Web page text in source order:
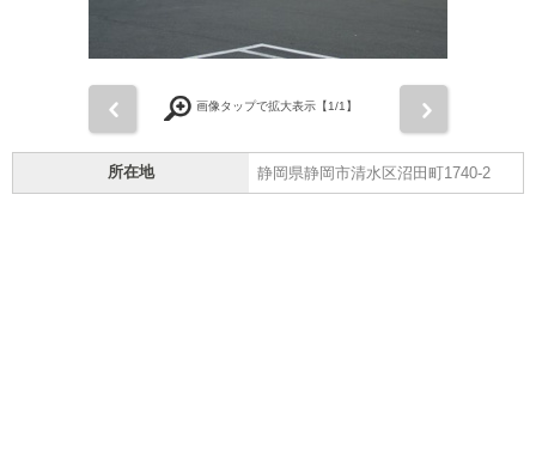
画像タップで拡大表示【1/1】
所在地 静岡県静岡市清水区沼田町1740-2